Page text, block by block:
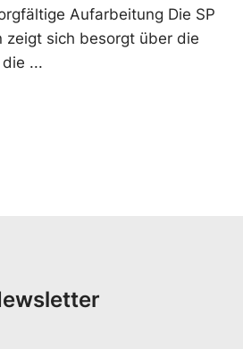
Aufarbeitung Die SP
zeigt sich besorgt über die